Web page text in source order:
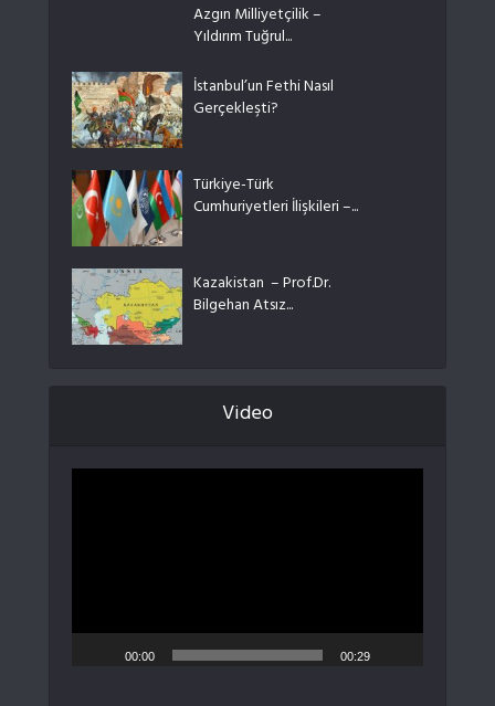
Azgın Milliyetçilik –
Yıldırım Tuğrul...
İstanbul’un Fethi Nasıl
Gerçekleşti?
Türkiye-Türk
Cumhuriyetleri İlişkileri –...
Kazakistan – Prof.Dr.
Bilgehan Atsız...
Video
00:00 00:29